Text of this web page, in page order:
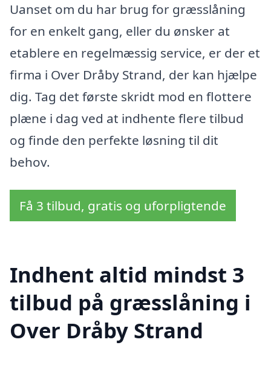
Uanset om du har brug for græsslåning
for en enkelt gang, eller du ønsker at
etablere en regelmæssig service, er der et
firma i Over Dråby Strand, der kan hjælpe
dig. Tag det første skridt mod en flottere
plæne i dag ved at indhente flere tilbud
og finde den perfekte løsning til dit
behov.
Få 3 tilbud, gratis og uforpligtende
Indhent altid mindst 3
tilbud på græsslåning i
Over Dråby Strand